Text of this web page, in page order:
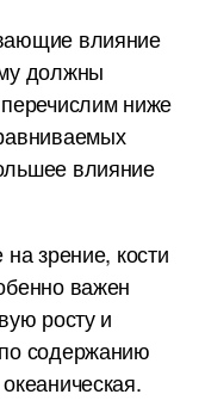
влияние
должны
ниже
влияние
зрение, кости
важен
росту и
содержанию